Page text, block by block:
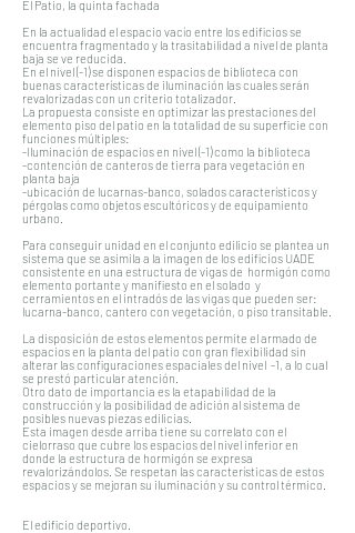
El Patio, la quinta fachada
En la actualidad el espacio vacío entre los edificios se
encuentra fragmentado y la trasitabilidad a nivel de planta
baja se ve reducida.
En el nivel (-1) se disponen espacios de biblioteca con
buenas características de iluminación las cuales serán
revalorizadas con un criterio totalizador.
La propuesta consiste en optimizar las prestaciones del
elemento piso del patio en la totalidad de su superficie con
funciones múltiples:
-Iluminación de espacios en nivel (-1) como la biblioteca
-contención de canteros de tierra para vegetación en
planta baja
-ubicación de lucarnas-banco, solados característicos y
pérgolas como objetos escultóricos y de equipamiento
urbano.
Para conseguir unidad en el conjunto edilicio se plantea un
sistema que se asimila a la imagen de los edificios UADE
consistente en una estructura de vigas de hormigón como
elemento portante y manifiesto en el solado y
cerramientos en el intradós de las vigas que pueden ser:
lucarna-banco, cantero con vegetación, o piso transitable.
La disposición de estos elementos permite el armado de
espacios en la planta del patio con gran flexibilidad sin
alterar las configuraciones espaciales del nivel -1, a lo cual
se prestó particular atención.
Otro dato de importancia es la etapabilidad de la
construcción y la posibilidad de adición al sistema de
posibles nuevas piezas edilicias.
Esta imagen desde arriba tiene su correlato con el
cielorraso que cubre los espacios del nivel inferior en
donde la estructura de hormigón se expresa
revalorizándolos. Se respetan las características de estos
espacios y se mejoran su iluminación y su control térmico.
El edificio deportivo.